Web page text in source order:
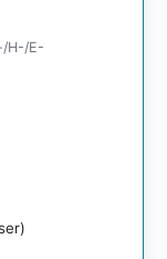
H-/E-